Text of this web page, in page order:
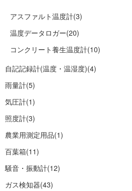
アスファルト温度計(3)
温度データロガー(20)
コンクリート養生温度計(10)
自記記録計(温度・温湿度)(4)
雨量計(5)
気圧計(1)
照度計(3)
農業用測定用品(1)
百葉箱(11)
騒音・振動計(12)
ガス検知器(43)